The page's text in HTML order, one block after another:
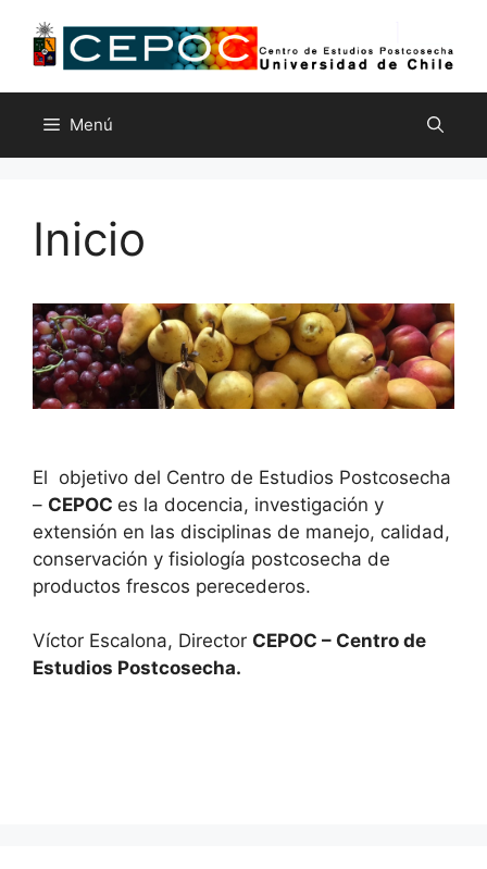
contenido
Menú
Inicio
El objetivo del Centro de Estudios Postcosecha
– CEPOC es la docencia, investigación y
extensión en las disciplinas de manejo, calidad,
conservación y fisiología postcosecha de
productos frescos perecederos.
Víctor Escalona, Director CEPOC – Centro de
Estudios Postcosecha.